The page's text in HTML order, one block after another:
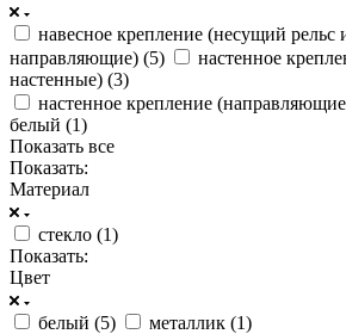
навесное крепление (несущий рельс
направляющие) (5)
настенное
настенные) (3)
настенное крепление
белый (1)
Показать все
Показать:
Материал
стекло (1)
Показать:
Цвет
белый (5) металлик (1)